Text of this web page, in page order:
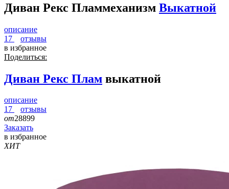
Диван Рекс Пламмеханизм Выкатной
описание
17
отзывы
в избранное
Поделиться:
Диван Рекс Плам выкатной
описание
17
отзывы
от28899
Заказать
в избранное
ХИТ